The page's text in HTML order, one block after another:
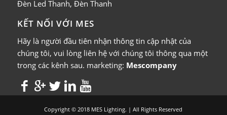
Đèn Led Thanh, Đèn Thanh
KẾT NỐI VỚI MES
Hãy là người đầu tiên nhận thông tin cập nhật của
chúng tôi, vui lòng liên hệ với chúng tôi thông qua một
trong các kênh sau. marketing: Mescompany
Copyright © 2018 MES Lighting. | All Rights Reserved